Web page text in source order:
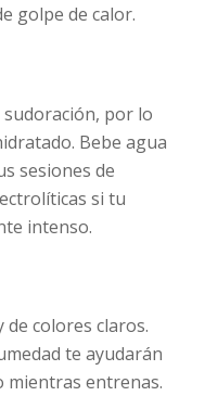
golpe de calor.
sudoración, por lo
Bebe agua
sesiones de
si tu
intenso.
colores claros.
te ayudarán
mientras entrenas.